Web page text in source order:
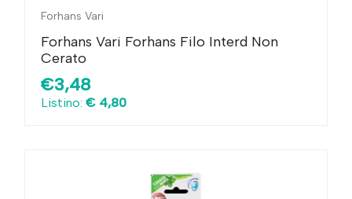
Forhans Vari
Forhans Vari Forhans Filo Interd Non
Cerato
€3,48
Listino: € 4,80